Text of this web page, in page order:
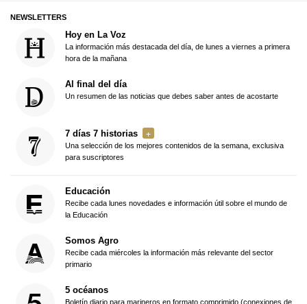
NEWSLETTERS
Hoy en La Voz
La información más destacada del día, de lunes a viernes a primera
hora de la mañana
Al final del día
Un resumen de las noticias que debes saber antes de acostarte
7 días 7 historias
Una selección de los mejores contenidos de la semana, exclusiva
para suscriptores
Educación
Recibe cada lunes novedades e información útil sobre el mundo de
la Educación
Somos Agro
Recibe cada miércoles la información más relevante del sector
primario
5 océanos
Boletín diario para marineros en formato comprimido (conexiones de